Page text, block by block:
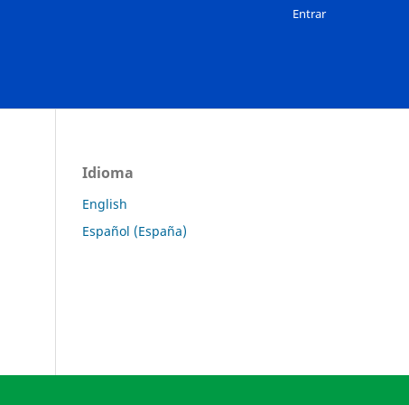
Entrar
Idioma
English
Español (España)